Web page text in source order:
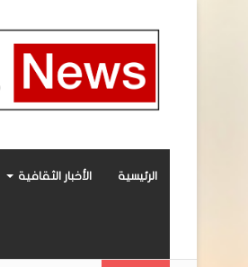
الرئيسية الأخبار الثقافية